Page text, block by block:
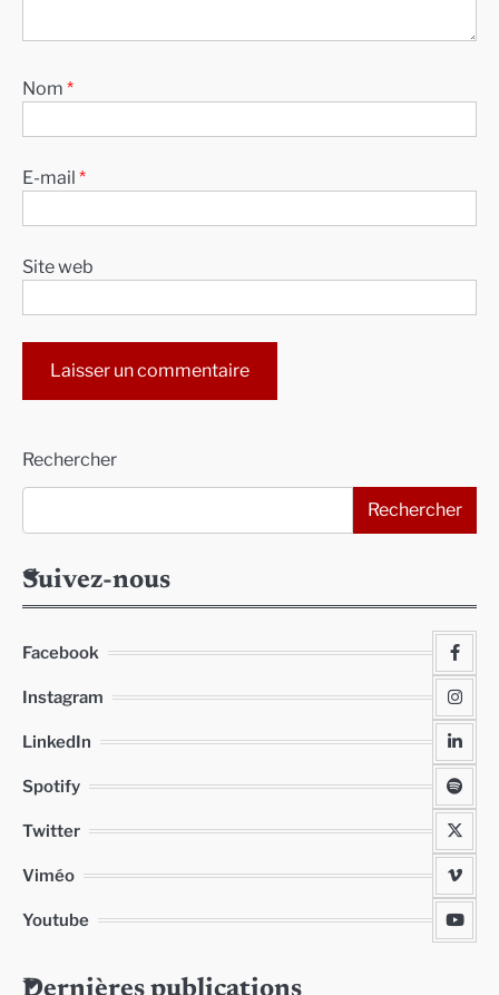
Nom *
E-mail *
Site web
Rechercher
Rechercher
Suivez-nous
Facebook
Instagram
LinkedIn
Spotify
Twitter
Viméo
Youtube